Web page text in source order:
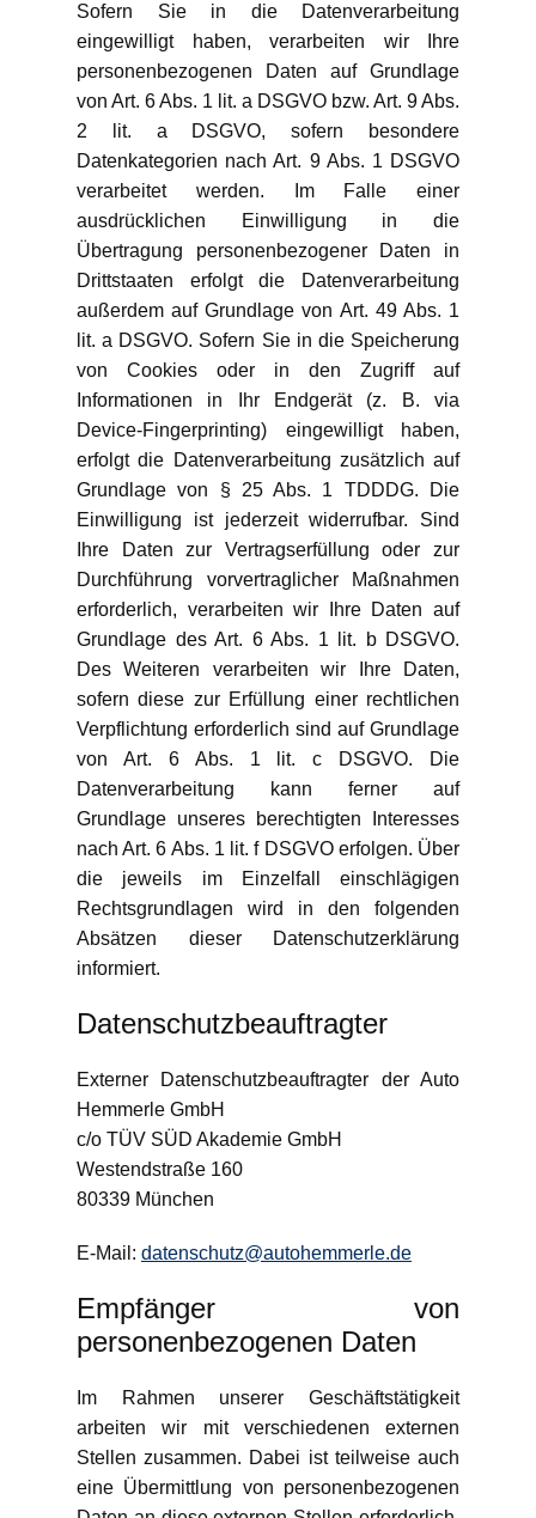
Sofern Sie in die Datenverarbeitung
eingewilligt haben, verarbeiten wir Ihre
personenbezogenen Daten auf Grundlage
von Art. 6 Abs. 1 lit. a DSGVO bzw. Art. 9 Abs.
2 lit. a DSGVO, sofern besondere
Datenkategorien nach Art. 9 Abs. 1 DSGVO
verarbeitet werden. Im Falle einer
ausdrücklichen Einwilligung in die
Übertragung personenbezogener Daten in
Drittstaaten erfolgt die Datenverarbeitung
außerdem auf Grundlage von Art. 49 Abs. 1
lit. a DSGVO. Sofern Sie in die Speicherung
von Cookies oder in den Zugriff auf
Informationen in Ihr Endgerät (z. B. via
Device-Fingerprinting) eingewilligt haben,
erfolgt die Datenverarbeitung zusätzlich auf
Grundlage von § 25 Abs. 1 TDDDG. Die
Einwilligung ist jederzeit widerrufbar. Sind
Ihre Daten zur Vertragserfüllung oder zur
Durchführung vorvertraglicher Maßnahmen
erforderlich, verarbeiten wir Ihre Daten auf
Grundlage des Art. 6 Abs. 1 lit. b DSGVO.
Des Weiteren verarbeiten wir Ihre Daten,
sofern diese zur Erfüllung einer rechtlichen
Verpflichtung erforderlich sind auf Grundlage
von Art. 6 Abs. 1 lit. c DSGVO. Die
Datenverarbeitung kann ferner auf
Grundlage unseres berechtigten Interesses
nach Art. 6 Abs. 1 lit. f DSGVO erfolgen. Über
die jeweils im Einzelfall einschlägigen
Rechtsgrundlagen wird in den folgenden
Absätzen dieser Datenschutzerklärung
informiert.
Datenschutz­beauftragter
Externer Datenschutzbeauftragter der Auto
Hemmerle GmbH
c/o TÜV SÜD Akademie GmbH
Westendstraße 160
80339 München
E-Mail: datenschutz@autohemmerle.de
Empfänger von
personenbezogenen Daten
Im Rahmen unserer Geschäftstätigkeit
arbeiten wir mit verschiedenen externen
Stellen zusammen. Dabei ist teilweise auch
eine Übermittlung von personenbezogenen